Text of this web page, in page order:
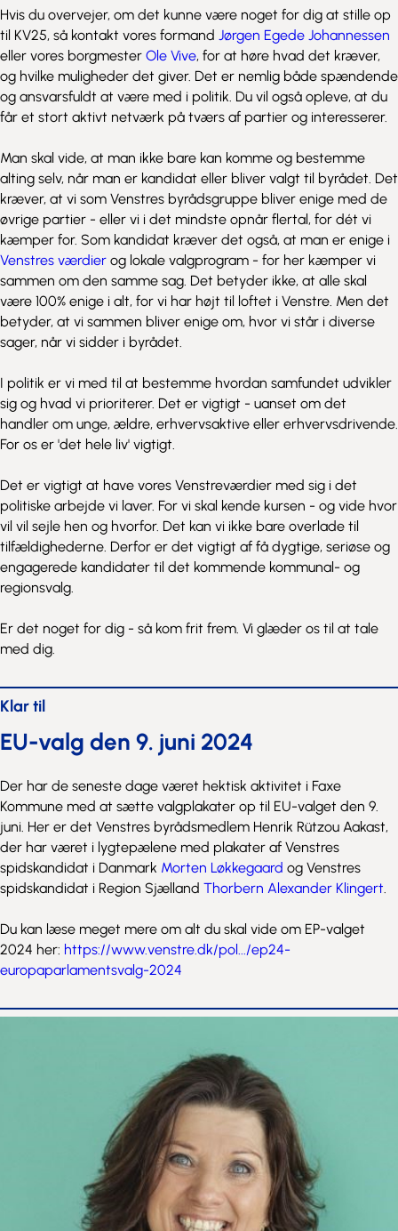
Hvis du overvejer, om det kunne være noget for dig at stille op
til KV25, så kontakt vores formand Jørgen Egede Johannessen
eller vores borgmester Ole Vive, for at høre hvad det kræver,
og hvilke muligheder det giver. Det er nemlig både spændende
og ansvarsfuldt at være med i politik. Du vil også opleve, at du
får et stort aktivt netværk på tværs af partier og interesserer.
Man skal vide, at man ikke bare kan komme og bestemme
alting selv, når man er kandidat eller bliver valgt til byrådet. Det
kræver, at vi som Venstres byrådsgruppe bliver enige med de
øvrige partier - eller vi i det mindste opnår flertal, for dét vi
kæmper for. Som kandidat kræver det også, at man er enige i
Venstres værdier og lokale valgprogram - for her kæmper vi
sammen om den samme sag. Det betyder ikke, at alle skal
være 100% enige i alt, for vi har højt til loftet i Venstre. Men det
betyder, at vi sammen bliver enige om, hvor vi står i diverse
sager, når vi sidder i byrådet.
I politik er vi med til at bestemme hvordan samfundet udvikler
sig og hvad vi prioriterer. Det er vigtigt - uanset om det
handler om unge, ældre, erhvervsaktive eller erhvervsdrivende.
For os er 'det hele liv' vigtigt.
Det er vigtigt at have vores Venstreværdier med sig i det
politiske arbejde vi laver. For vi skal kende kursen - og vide hvor
vil vil sejle hen og hvorfor. Det kan vi ikke bare overlade til
tilfældighederne. Derfor er det vigtigt af få dygtige, seriøse og
engagerede kandidater til det kommende kommunal- og
regionsvalg.
Er det noget for dig - så kom frit frem. Vi glæder os til at tale
med dig.
Klar til
EU-valg den 9. juni 2024
Der har de seneste dage været hektisk aktivitet i Faxe
Kommune med at sætte valgplakater op til EU-valget den 9.
juni. Her er det Venstres byrådsmedlem Henrik Rützou Aakast,
der har været i lygtepælene med plakater af Venstres
spidskandidat i Danmark Morten Løkkegaard og Venstres
spidskandidat i Region Sjælland Thorbern Alexander Klingert.
Du kan læse meget mere om alt du skal vide om EP-valget
2024 her: https://www.venstre.dk/pol.../ep24-
europaparlamentsvalg-2024